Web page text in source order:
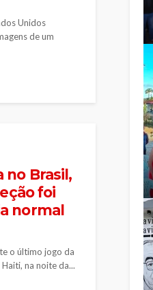
Unidos
de um
no Brasil,
foi
normal
o último jogo da
na noite da...